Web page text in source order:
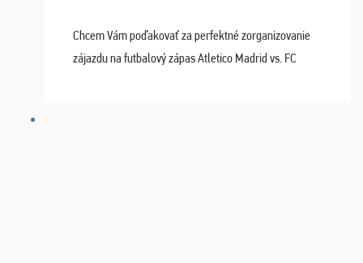
Chcem Vám poďakovať za perfektné zorganizovanie
zájazdu na futbalový zápas Atletico Madrid vs. FC